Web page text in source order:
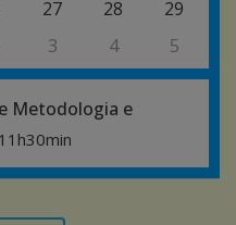
27 28
29
3 4 5
Metodologia e